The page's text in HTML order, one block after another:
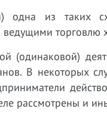
одна из таких
торговлю
(одинаковой)
В некоторых
рассмотрены и